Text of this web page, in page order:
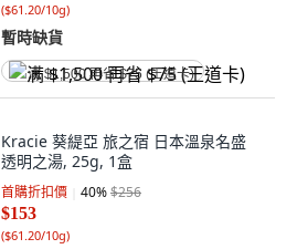
($61.20/10g)
暫時缺貨
满 $1,500 再省 $75 (王道卡)
Kracie 葵緹亞 旅之宿 日本溫泉名盛
透明之湯, 25g, 1盒
首購折扣價 40%$256
$153
($61.20/10g)